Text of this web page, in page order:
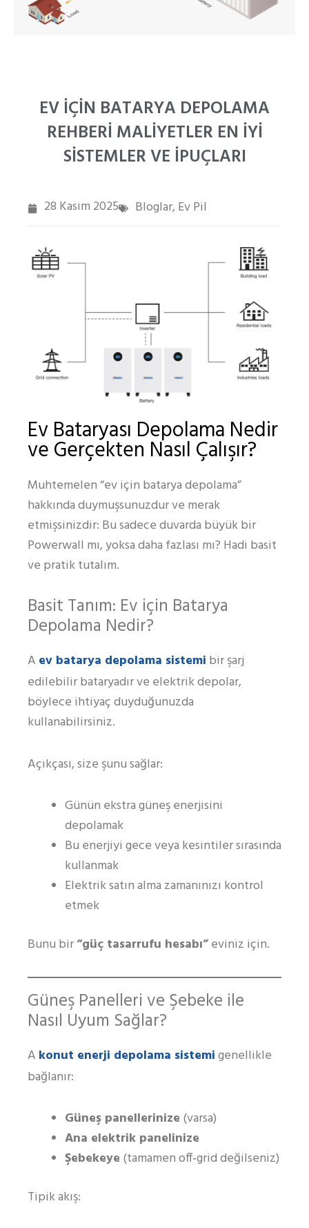
EV İÇIN BATARYA DEPOLAMA
REHBERI MALIYETLER EN İYI
SISTEMLER VE İPUÇLARI
28 Kasım 2025 Bloglar, Ev Pil
Ev Bataryası Depolama Nedir
ve Gerçekten Nasıl Çalışır?
Muhtemelen “ev için batarya depolama”
hakkında duymuşsunuzdur ve merak
etmişsinizdir: Bu sadece duvarda büyük bir
Powerwall mı, yoksa daha fazlası mı? Hadi basit
ve pratik tutalım.
Basit Tanım: Ev için Batarya
Depolama Nedir?
A ev batarya depolama sistemi bir şarj
edilebilir bataryadır ve elektrik depolar,
böylece ihtiyaç duyduğunuzda
kullanabilirsiniz.
Açıkçası, size şunu sağlar:
Günün ekstra güneş enerjisini
depolamak
Bu enerjiyi gece veya kesintiler sırasında
kullanmak
Elektrik satın alma zamanınızı kontrol
etmek
Bunu bir“güç tasarrufu hesabı”eviniz için.
Güneş Panelleri ve Şebeke ile
Nasıl Uyum Sağlar?
A konut enerji depolama sistemigenellikle
bağlanır:
Güneş panellerinize (varsa)
Ana elektrik panelinize
Şebekeye (tamamen off‑grid değilseniz)
Tipik akış: